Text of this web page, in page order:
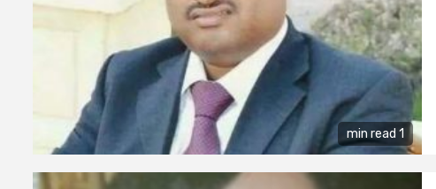
1 min read